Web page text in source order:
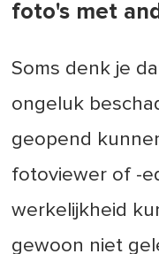
foto's met
Soms denk je
ongeluk
geopend
fotoviewer of -
werkelijkheid
gewoon niet